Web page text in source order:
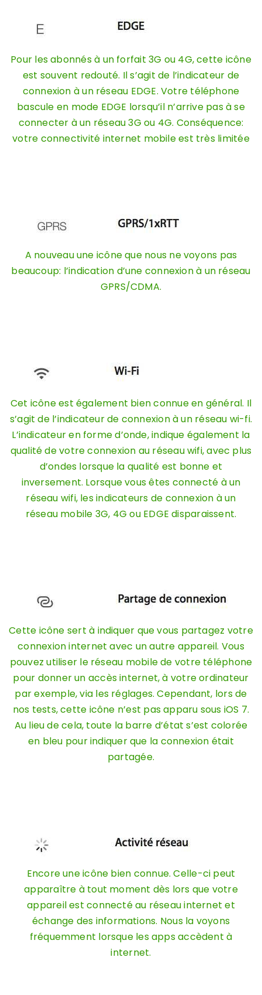
Pour les abonnés à un forfait 3G ou 4G, cette icône
est souvent redouté. Il s’agit de l’indicateur de
connexion à un réseau EDGE. Votre téléphone
bascule en mode EDGE lorsqu’il n’arrive pas à se
connecter à un réseau 3G ou 4G. Conséquence:
votre connectivité internet mobile est très limitée
A nouveau une icône que nous ne voyons pas
beaucoup: l’indication d’une connexion à un réseau
GPRS/CDMA.
Cet icône est également bien connue en général. Il
s’agit de l’indicateur de connexion à un réseau wi-fi.
L’indicateur en forme d’onde, indique également la
qualité de votre connexion au réseau wifi, avec plus
d’ondes lorsque la qualité est bonne et
inversement. Lorsque vous êtes connecté à un
réseau wifi, les indicateurs de connexion à un
réseau mobile 3G, 4G ou EDGE disparaissent.
Cette icône sert à indiquer que vous partagez votre
connexion internet avec un autre appareil. Vous
pouvez utiliser le réseau mobile de votre téléphone
pour donner un accès internet, à votre ordinateur
par exemple, via les réglages. Cependant, lors de
nos tests, cette icône n’est pas apparu sous iOS 7.
Au lieu de cela, toute la barre d’état s’est colorée
en bleu pour indiquer que la connexion était
partagée.
Encore une icône bien connue. Celle-ci peut
apparaître à tout moment dès lors que votre
appareil est connecté au réseau internet et
échange des informations. Nous la voyons
fréquemment lorsque les apps accèdent à
internet.